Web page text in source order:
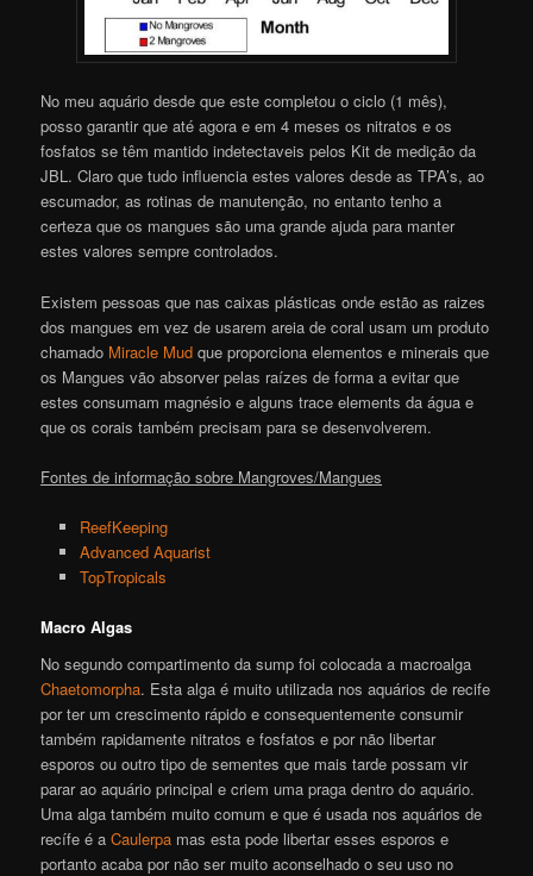
No meu aquário desde que este completou o ciclo (1 mês),
posso garantir que até agora e em 4 meses os nitratos e os
fosfatos se têm mantido indetectaveis pelos Kit de medição da
JBL. Claro que tudo influencia estes valores desde as TPA’s, ao
escumador, as rotinas de manutenção, no entanto tenho a
certeza que os mangues são uma grande ajuda para manter
estes valores sempre controlados.
Existem pessoas que nas caixas plásticas onde estão as raizes
dos mangues em vez de usarem areia de coral usam um produto
chamado Miracle Mud que proporciona elementos e minerais que
os Mangues vão absorver pelas raízes de forma a evitar que
estes consumam magnésio e alguns trace elements da água e
que os corais também precisam para se desenvolverem.
Fontes de informação sobre Mangroves/Mangues
ReefKeeping
Advanced Aquarist
TopTropicals
Macro Algas
No segundo compartimento da sump foi colocada a macroalga
Chaetomorpha. Esta alga é muito utilizada nos aquários de recife
por ter um crescimento rápido e consequentemente consumir
também rapidamente nitratos e fosfatos e por não libertar
esporos ou outro tipo de sementes que mais tarde possam vir
parar ao aquário principal e criem uma praga dentro do aquário.
Uma alga também muito comum e que é usada nos aquários de
recífe é aCaulerpa mas esta pode libertar esses esporos e
portanto acaba por não ser muito aconselhado o seu uso no